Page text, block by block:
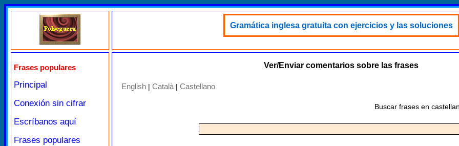
Gramática inglesa gratuita con ejercicios y las soluciones
Frases populares
Principal
Conexión sin cifrar
Escríbanos aquí
Frases populares
Ver/Enviar comentarios sobre las frases
English | Català| Castellano
Buscar frases en